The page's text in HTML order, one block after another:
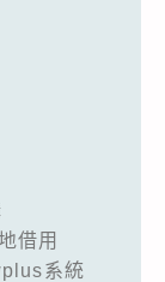
借用
系統